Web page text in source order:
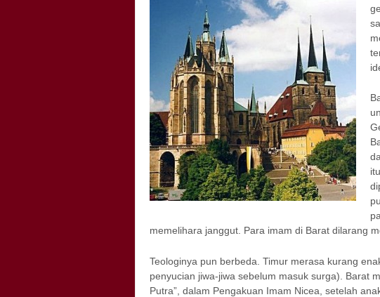
memelihara janggut. Para imam di Barat dilarang
Teologinya pun berbeda. Timur merasa kurang
penyucian jiwa-jiwa sebelum masuk surga). Barat
Putra”, dalam Pengakuan Imam Nicea, setelah